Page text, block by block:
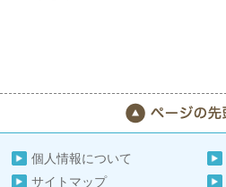
個人情報について
サイトマップ